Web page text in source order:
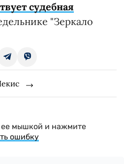
судебная
"Зеркало
ее мышкой и нажмите
ошибку